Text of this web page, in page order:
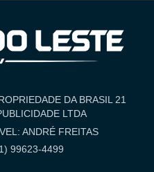
DA BRASIL 21
LTDA
ANDRÉ FREITAS
99623-4499